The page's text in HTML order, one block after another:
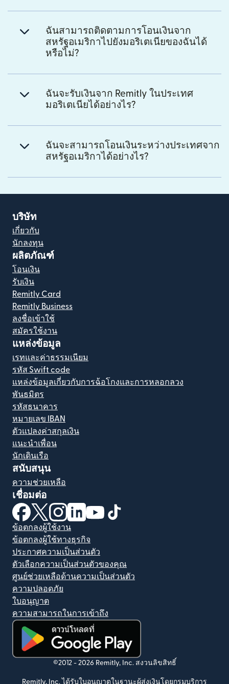
ฉันสามารถติดตามการโอนเงินจาก
สหรัฐอเมริกาไปยังมอริเตเนียของฉันได้
หรือไม่?
ฉันจะรับเงินจาก Remitly ในประเทศ
มอริเตเนียได้อย่างไร?
ฉันจะสามารถโอนเงินระหว่างประเทศจาก
สหรัฐอเมริกาได้อย่างไร?
บริษัท
เกี่ยวกับ
นักลงทุน
ผลิตภัณฑ์
โอนเงิน
รับเงิน
Remitly Card
Remitly Business
ลงชื่อเข้าใช้
สมัครใช้งาน
แหล่งข้อมูล
เรทและค่าธรรมเนียม
รหัส Swift code
แหล่งข้อมูลเกี่ยวกับการฉ้อโกงและการหลอกลวง
พันธมิตร
รหัสธนาคาร
หมายเลข IBAN
ตัวแปลงค่าสกุลเงิน
แนะนำเพื่อน
นักเดินเรือ
สนับสนุน
ความช่วยเหลือ
เชื่อมต่อ
(เปิดในหน้าต่างใหม่)
(เปิดในหน้าต่างใหม่)
(เปิดในหน้าต่างใหม่)
(เปิดในหน้าต่างใหม่)
(เปิดในหน้าต่างใหม่)
ข้อตกลงผู้ใช้งาน
ข้อตกลงผู้ใช้ทางธุรกิจ
ประกาศความเป็นส่วนตัว
ตัวเลือกความเป็นส่วนตัวของคุณ
ศูนย์ช่วยเหลือด้านความเป็นส่วนตัว
ความปลอดภัย
ใบอนุญาต
ความสามารถในการเข้าถึง
(เปิดในหน้าต่างใหม่)
©2012 - 2026 Remitly, Inc. สงวนลิขสิทธิ์
Remitly, Inc. ได้รับใบอนุญาตในฐานะผู้ส่งเงินโดยกรมบริการ